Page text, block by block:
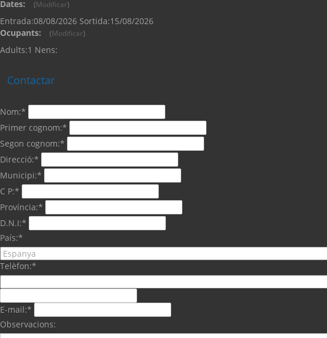
Dates: (Modificar)
Entrada:08/08/2026 Sortida:15/08/2026
Ocupants:
(Modificar)
Adults:1 Nens:
Contactar
Nom:*
Primer cognom:*
Segon cognom:*
Direcció:*
Municipi:*
C P:*
Província:*
D.N.I:*
País:*
Telèfon:*
E-mail:*
Observacions: